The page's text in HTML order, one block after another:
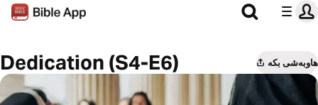
Dedication (S4-E6) هاوبەشی بکە